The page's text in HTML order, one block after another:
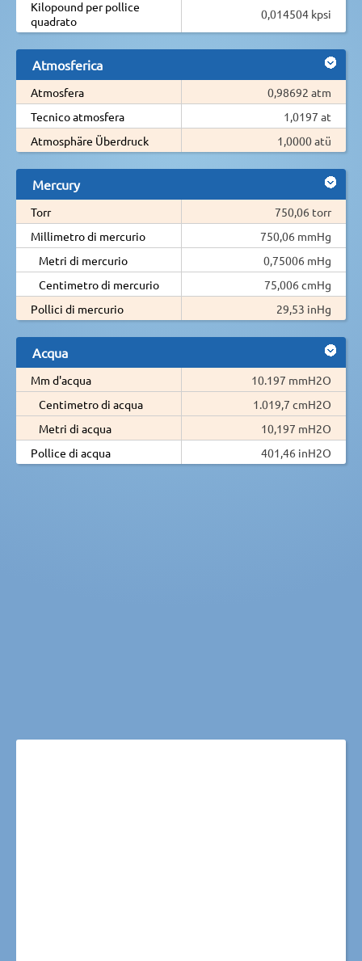
Kilopound per pollice
quadrato
0,014504 kpsi
Atmosferica
Atmosfera
0,98692 atm
Tecnico atmosfera
1,0197 at
Atmosphäre Überdruck
1,0000 atü
Mercury
Torr
750,06 torr
Millimetro di mercurio
750,06 mmHg
Metri di mercurio
0,75006 mHg
Centimetro di mercurio
75,006 cmHg
Pollici di mercurio
29,53 inHg
Acqua
Mm d'acqua
10.197 mmH2O
Centimetro di acqua
1.019,7 cmH2O
Metri di acqua
10,197 mH2O
Pollice di acqua
401,46 inH2O